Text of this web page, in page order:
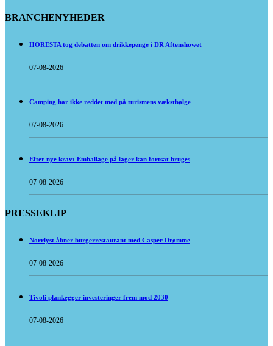
BRANCHENYHEDER
HORESTA tog debatten om drikkepenge i DR Aftenshowet
07-08-2026
Camping har ikke reddet med på turismens vækstbølge
07-08-2026
Efter nye krav: Emballage på lager kan fortsat bruges
07-08-2026
PRESSEKLIP
Norrlyst åbner burgerrestaurant med Casper Drømme
07-08-2026
Tivoli planlægger investeringer frem mod 2030
07-08-2026